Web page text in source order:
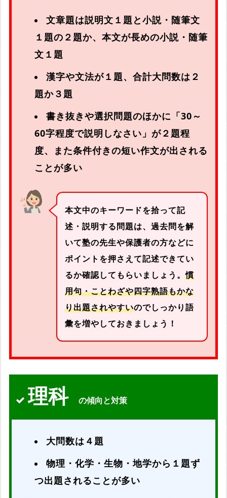
文章題は説明文１題と小説・随筆文
１題の２題か、本文が長めの小説・随筆
文１題
漢字や文法が１題、合計大問数は２
題か３題
書き抜きや選択問題のほかに「30～
60字程度で説明しなさい」が２題程
度、また条件付きの短い作文が出される
ことが多い
本文中のキーワードを拾って記
述・ 説明する問題は、過去問を解
いて塾の先生や保護者の方などに
ポイントを押さえて記述できてい
るか確認してもらいましょう。慣
用句・ことわざや四字熟語もかな
り出題されやすいのでしっかり語
彙を増やしておきましょう！
理科の傾向と対策
大問数は４題
物理・化学・生物・地学から１題ず
つ出題されることが多い